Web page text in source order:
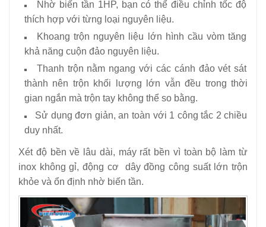
Nhờ biến tần 1HP, bạn có thể điều chỉnh tốc độ
thích hợp với từng loại nguyên liệu.
Khoang trộn nguyên liệu lớn hình cầu vòm tăng
khả năng cuộn đảo nguyên liệu.
Thanh trộn nằm ngang với các cánh đảo vét sát
thành nên trộn khối lượng lớn vẫn đều trong thời
gian ngắn mà trộn tay không thể so bằng.
Sử dụng đơn giản, an toàn với 1 công tắc 2 chiều
duy nhất.
Xét độ bền về lâu dài, máy rất bền vì toàn bộ làm từ
inox không gỉ, động cơ dây đồng công suất lớn trộn
khỏe và ổn định nhờ biến tần.